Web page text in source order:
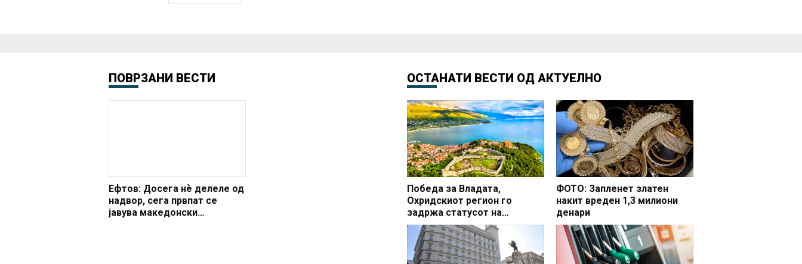
ПОВРЗАНИ ВЕСТИ
Ефтов: Досега нѐ делеле од
надвор, сега првпат се
јавува македонски
ОСТАНАТИ ВЕСТИ ОД АКТУЕЛНО
Победа за Владата,
Охридскиот регион го
задржа статусот на
заштитено светско културно
наследство
ФОТО: Запленет златен
накит вреден 1,3 милиони
денари